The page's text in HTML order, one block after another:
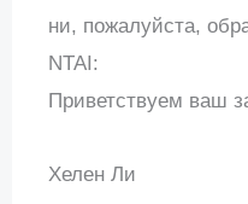
ни, пожалуйста,
NTAI:
Приветствуем ваш
Хелен Ли